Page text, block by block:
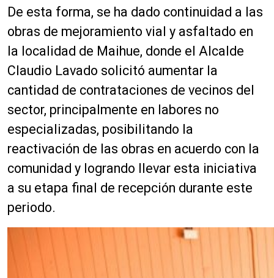
De esta forma, se ha dado continuidad a las
obras de mejoramiento vial y asfaltado en
la localidad de Maihue, donde el Alcalde
Claudio Lavado solicitó aumentar la
cantidad de contrataciones de vecinos del
sector, principalmente en labores no
especializadas, posibilitando la
reactivación de las obras en acuerdo con la
comunidad y logrando llevar esta iniciativa
a su etapa final de recepción durante este
periodo.